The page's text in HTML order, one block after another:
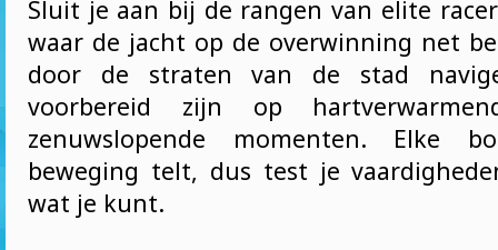
Sluit je aan bij de rangen van elite
waar de jacht op de overwinning net
door de straten van de stad
voorbereid zijn op
zenuwslopende momenten. Elke
beweging telt, dus test je
wat je kunt.